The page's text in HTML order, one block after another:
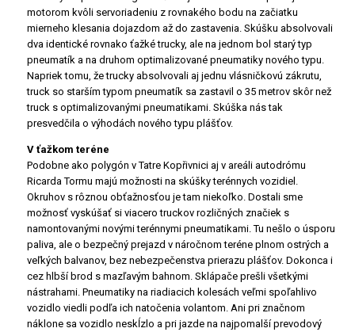
motorom kvôli servoriadeniu z rovnakého bodu na začiatku
mierneho klesania dojazdom až do zastavenia. Skúšku absolvovali
dva identické rovnako ťažké trucky, ale na jednom bol starý typ
pneumatík a na druhom optimalizované pneumatiky nového typu.
Napriek tomu, že trucky absolvovali aj jednu vlásničkovú zákrutu,
truck so starším typom pneumatík sa zastavil o 35 metrov skôr než
truck s optimalizovanými pneumatikami. Skúška nás tak
presvedčila o výhodách nového typu plášťov.
V ťažkom teréne
Podobne ako polygón v Tatre Kopřivnici aj v areáli autodrómu
Ricarda Tormu majú možnosti na skúšky terénnych vozidiel.
Okruhov s rôznou obťažnosťou je tam niekoľko. Dostali sme
možnosť vyskúšať si viacero truckov rozličných značiek s
namontovanými novými terénnymi pneumatikami. Tu nešlo o úsporu
paliva, ale o bezpečný prejazd v náročnom teréne plnom ostrých a
veľkých balvanov, bez nebezpečenstva prierazu plášťov. Dokonca i
cez hlbší brod s mazľavým bahnom. Sklápače prešli všetkými
nástrahami. Pneumatiky na riadiacich kolesách veľmi spoľahlivo
vozidlo viedli podľa ich natočenia volantom. Ani pri značnom
náklone sa vozidlo neskĺzlo a pri jazde na najpomalší prevodový